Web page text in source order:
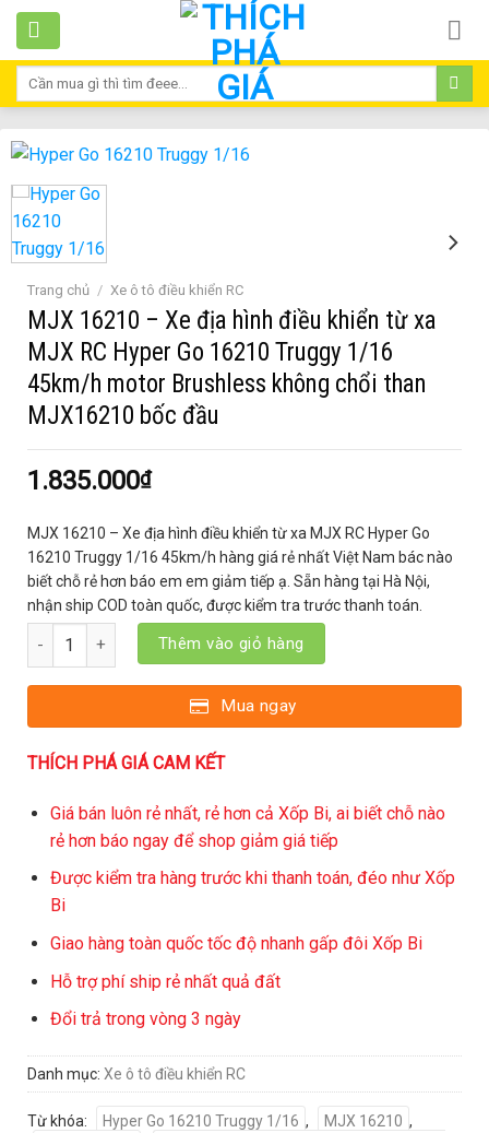
Skip
content
Tìm
Trang chủ / Xe ô tô điều khiển RC
MJX 16210 – Xe địa hình điều khiển từ xa
MJX RC Hyper Go 16210 Truggy 1/16
45km/h motor Brushless không chổi than
MJX16210 bốc đầu
1.835.000₫
MJX 16210 – Xe địa hình điều khiển từ xa MJX RC Hyper Go
16210 Truggy 1/16 45km/h hàng giá rẻ nhất Việt Nam bác nào
biết chỗ rẻ hơn báo em em giảm tiếp ạ. Sẵn hàng tại Hà Nội,
nhận ship COD toàn quốc, được kiểm tra trước thanh toán.
MJX 16210 - Xe địa hình điều khiển từ xa MJX RC Hyper Go
Thêm vào giỏ hàng
Mua ngay
THÍCH PHÁ GIÁ CAM KẾT
Giá bán luôn rẻ nhất, rẻ hơn cả Xốp Bi, ai biết chỗ nào
rẻ hơn báo ngay để shop giảm giá tiếp
Được kiểm tra hàng trước khi thanh toán, đéo như Xốp
Bi
Giao hàng toàn quốc tốc độ nhanh gấp đôi Xốp Bi
Hỗ trợ phí ship rẻ nhất quả đất
Đổi trả trong vòng 3 ngày
Danh mục: Xe ô tô điều khiển RC
Từ khóa: Hyper Go 16210 Truggy 1/16 , MJX 16210 ,